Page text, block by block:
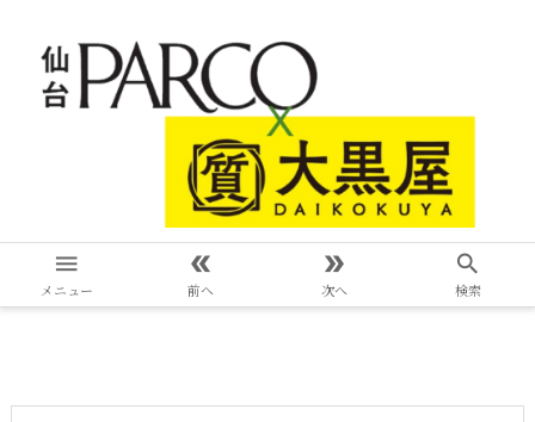

メニュー

前へ

次へ

検索